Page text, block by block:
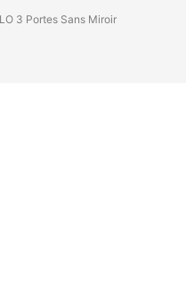
3 Portes Sans Miroir